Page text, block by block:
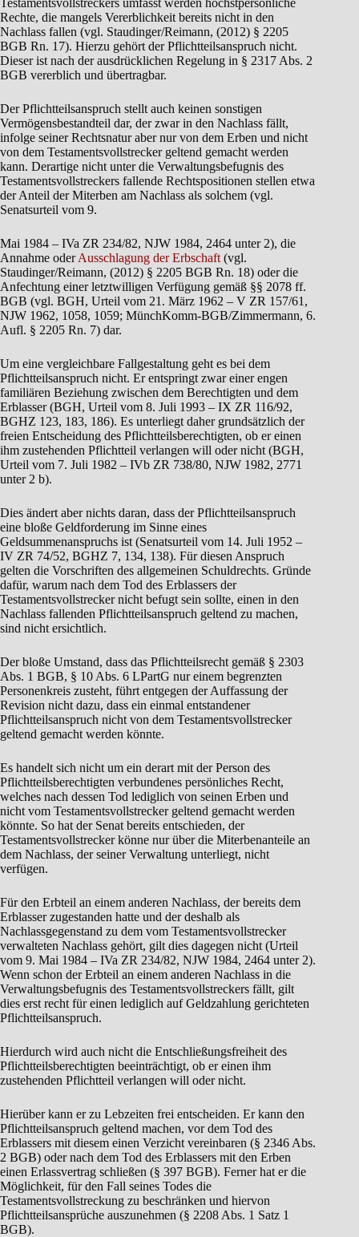
Rechte, die mangels Vererblichkeit bereits nicht in den
Nachlass fallen (vgl. Staudinger/Reimann, (2012) § 2205
BGB Rn. 17). Hierzu gehört der Pflichtteilsanspruch nicht.
Dieser ist nach der ausdrücklichen Regelung in § 2317 Abs. 2
BGB vererblich und übertragbar.
Der Pflichtteilsanspruch stellt auch keinen sonstigen
Vermögensbestandteil dar, der zwar in den Nachlass fällt,
infolge seiner Rechtsnatur aber nur von dem Erben und nicht
von dem Testamentsvollstrecker geltend gemacht werden
kann. Derartige nicht unter die Verwaltungsbefugnis des
Testamentsvollstreckers fallende Rechtspositionen stellen etwa
der Anteil der Miterben am Nachlass als solchem (vgl.
Senatsurteil vom 9.
Mai 1984 – IVa ZR 234/82, NJW 1984, 2464 unter 2), die
Annahme oderAusschlagung der Erbschaft (vgl.
Staudinger/Reimann, (2012) § 2205 BGB Rn. 18) oder die
Anfechtung einer letztwilligen Verfügung gemäß §§ 2078 ff.
BGB (vgl. BGH, Urteil vom 21. März 1962 – V ZR 157/61,
NJW 1962, 1058, 1059; MünchKomm-BGB/Zimmermann, 6.
Aufl. § 2205 Rn. 7) dar.
Um eine vergleichbare Fallgestaltung geht es bei dem
Pflichtteilsanspruch nicht. Er entspringt zwar einer engen
familiären Beziehung zwischen dem Berechtigten und dem
Erblasser (BGH, Urteil vom 8. Juli 1993 – IX ZR 116/92,
BGHZ 123, 183, 186). Es unterliegt daher grundsätzlich der
freien Entscheidung des Pflichtteilsberechtigten, ob er einen
ihm zustehenden Pflichtteil verlangen will oder nicht (BGH,
Urteil vom 7. Juli 1982 – IVb ZR 738/80, NJW 1982, 2771
unter 2 b).
Dies ändert aber nichts daran, dass der Pflichtteilsanspruch
eine bloße Geldforderung im Sinne eines
Geldsummenanspruchs ist (Senatsurteil vom 14. Juli 1952 –
IV ZR 74/52, BGHZ 7, 134, 138). Für diesen Anspruch
gelten die Vorschriften des allgemeinen Schuldrechts. Gründe
dafür, warum nach dem Tod des Erblassers der
Testamentsvollstrecker nicht befugt sein sollte, einen in den
Nachlass fallenden Pflichtteilsanspruch geltend zu machen,
sind nicht ersichtlich.
Der bloße Umstand, dass das Pflichtteilsrecht gemäß § 2303
Abs. 1 BGB, § 10 Abs. 6 LPartG nur einem begrenzten
Personenkreis zusteht, führt entgegen der Auffassung der
Revision nicht dazu, dass ein einmal entstandener
Pflichtteilsanspruch nicht von dem Testamentsvollstrecker
geltend gemacht werden könnte.
Es handelt sich nicht um ein derart mit der Person des
Pflichtteilsberechtigten verbundenes persönliches Recht,
welches nach dessen Tod lediglich von seinen Erben und
nicht vom Testamentsvollstrecker geltend gemacht werden
könnte. So hat der Senat bereits entschieden, der
Testamentsvollstrecker könne nur über die Miterbenanteile an
dem Nachlass, der seiner Verwaltung unterliegt, nicht
verfügen.
Für den Erbteil an einem anderen Nachlass, der bereits dem
Erblasser zugestanden hatte und der deshalb als
Nachlassgegenstand zu dem vom Testamentsvollstrecker
verwalteten Nachlass gehört, gilt dies dagegen nicht (Urteil
vom 9. Mai 1984 – IVa ZR 234/82, NJW 1984, 2464 unter 2).
Wenn schon der Erbteil an einem anderen Nachlass in die
Verwaltungsbefugnis des Testamentsvollstreckers fällt, gilt
dies erst recht für einen lediglich auf Geldzahlung gerichteten
Pflichtteilsanspruch.
Hierdurch wird auch nicht die Entschließungsfreiheit des
Pflichtteilsberechtigten beeinträchtigt, ob er einen ihm
zustehenden Pflichtteil verlangen will oder nicht.
Hierüber kann er zu Lebzeiten frei entscheiden. Er kann den
Pflichtteilsanspruch geltend machen, vor dem Tod des
Erblassers mit diesem einen Verzicht vereinbaren (§ 2346 Abs.
2 BGB) oder nach dem Tod des Erblassers mit den Erben
einen Erlassvertrag schließen (§ 397 BGB). Ferner hat er die
Möglichkeit, für den Fall seines Todes die
Testamentsvollstreckung zu beschränken und hiervon
Pflichtteilsansprüche auszunehmen (§ 2208 Abs. 1 Satz 1
BGB).